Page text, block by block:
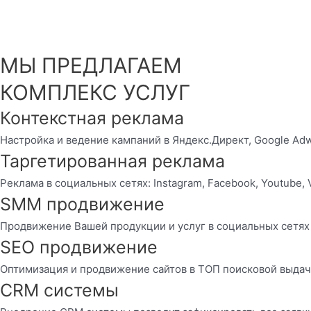
МЫ ПРЕДЛАГАЕМ
КОМПЛЕКС УСЛУГ
Контекстная реклама
Настройка и ведение кампаний в Яндекс.Директ, Google
Таргетированная реклама
Реклама в социальных сетях: Instagram, Facebook, Youtube,
SMM продвижение
Продвижение Вашей продукции и услуг в социальных сетях
SEO продвижение
Оптимизация и продвижение сайтов в ТОП поисковой
CRM системы